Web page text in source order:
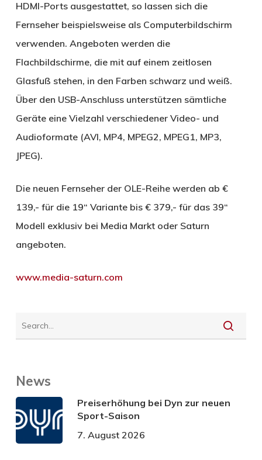
HDMI-Ports ausgestattet, so lassen sich die
Fernseher beispielsweise als Computerbildschirm
verwenden. Angeboten werden die
Flachbildschirme, die mit auf einem zeitlosen
Glasfuß stehen, in den Farben schwarz und weiß.
Über den USB-Anschluss unterstützen sämtliche
Geräte eine Vielzahl verschiedener Video- und
Audioformate (AVI, MP4, MPEG2, MPEG1, MP3,
JPEG).
Die neuen Fernseher der OLE-Reihe werden ab €
139,- für die 19“ Variante bis € 379,- für das 39“
Modell exklusiv bei Media Markt oder Saturn
angeboten.
www.media-saturn.com
News
Preiserhöhung bei Dyn zur neuen
Sport-Saison
7. August 2026